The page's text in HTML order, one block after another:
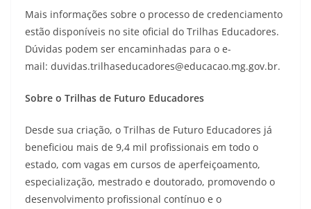
Mais informações sobre o processo de credenciamento
estão disponíveis no site oficial do Trilhas Educadores.
Dúvidas podem ser encaminhadas para o e-
mail: duvidas.trilhaseducadores@educacao.mg.gov.br.
Sobre o Trilhas de Futuro Educadores
Desde sua criação, o Trilhas de Futuro Educadores já
beneficiou mais de 9,4 mil profissionais em todo o
estado, com vagas em cursos de aperfeiçoamento,
especialização, mestrado e doutorado, promovendo o
desenvolvimento profissional contínuo e o